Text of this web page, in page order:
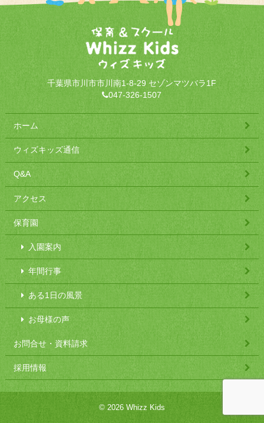
千葉県市川市市川南1-8-29 セゾンマツバラ1F
047-326-1507
ホーム
ウィズキッズ通信
Q&A
アクセス
保育園
入園案内
年間行事
ある1日の風景
お母様の声
お問合せ・資料請求
採用情報
© 2026 Whizz Kids